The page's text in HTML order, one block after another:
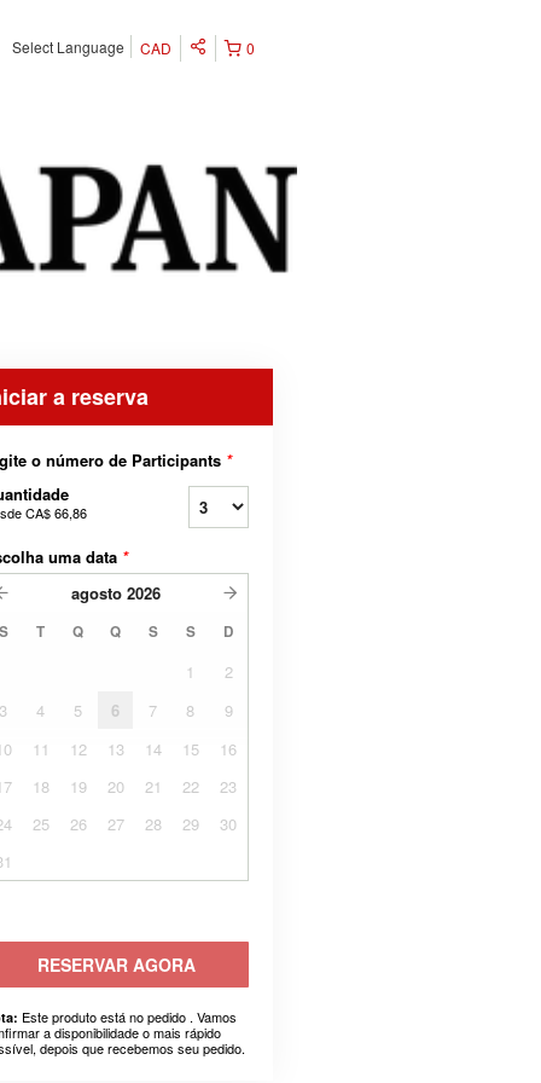
0
CAD
Select Language
a reserva
o número de Participants *
CA$ 66,86
uma data *
agosto 2026
S T Q Q S S D
1
2
3
4 5 6 7 8
9
11 12 13 14 15
16
18 19 20 21 22
23
25 26 27 28 29
30
RESERVAR AGORA
Este produto está no pedido . Vamos
a disponibilidade o mais rápido
depois que recebemos seu pedido.